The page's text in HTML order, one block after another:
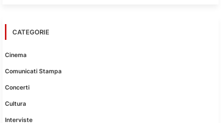
CATEGORIE
Cinema
Comunicati Stampa
Concerti
Cultura
Interviste